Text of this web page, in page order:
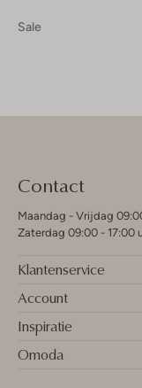
Sale
Contact
Maandag - Vrijdag
Zaterdag 09:00 - 17:00
Klantenservice
Account
Inspiratie
Omoda